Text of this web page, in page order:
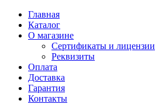
Главная
Каталог
О магазине
Сертификаты и лицензии
Реквизиты
Оплата
Доставка
Гарантия
Контакты